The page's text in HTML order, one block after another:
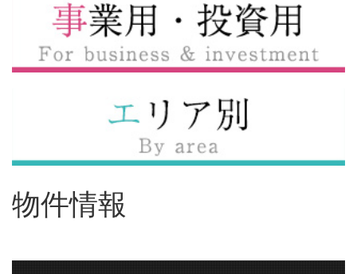
物件情報